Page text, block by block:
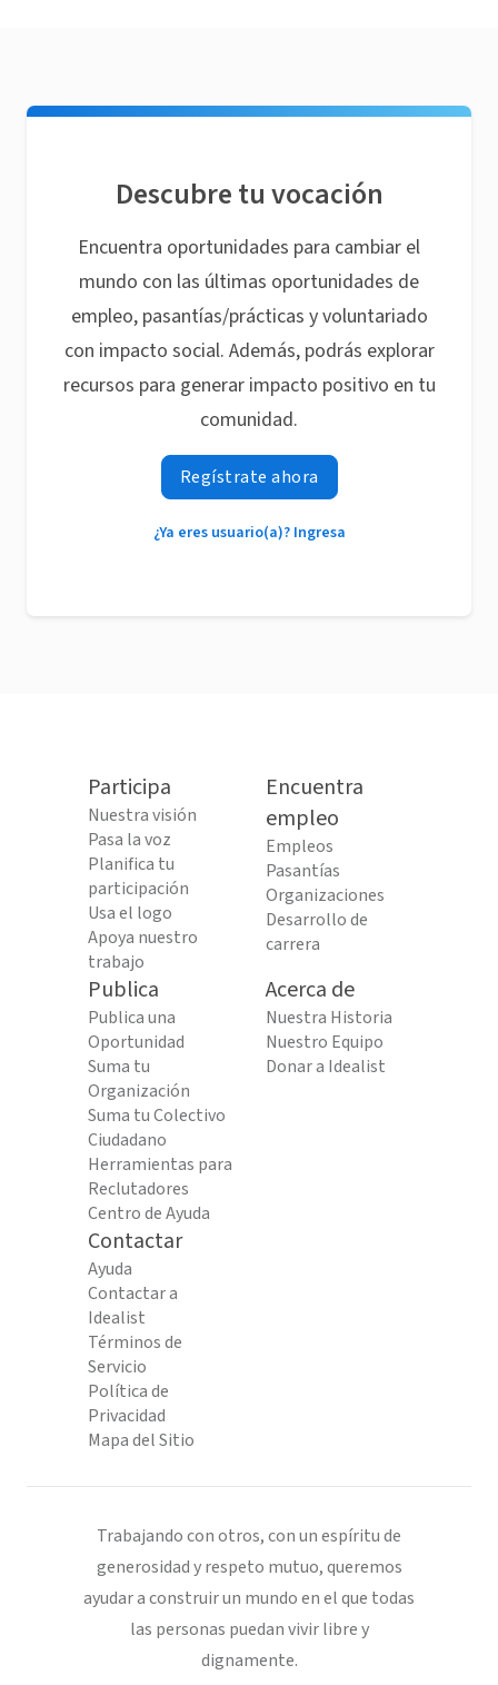
Descubre tu vocación
Encuentra oportunidades para cambiar el
mundo con las últimas oportunidades de
empleo, pasantías/prácticas y voluntariado
con impacto social. Además, podrás explorar
recursos para generar impacto positivo en tu
comunidad.
Regístrate ahora
¿Ya eres usuario(a)? Ingresa
Participa
Nuestra visión
Pasa la voz
Planifica tu
participación
Usa el logo
Apoya nuestro
trabajo
Encuentra
empleo
Empleos
Pasantías
Organizaciones
Desarrollo de
carrera
Publica
Publica una
Oportunidad
Suma tu
Organización
Suma tu Colectivo
Ciudadano
Herramientas para
Reclutadores
Centro de Ayuda
Acerca de
Nuestra Historia
Nuestro Equipo
Donar a Idealist
Contactar
Ayuda
Contactar a
Idealist
Términos de
Servicio
Política de
Privacidad
Mapa del Sitio
Trabajando con otros, con un espíritu de
generosidad y respeto mutuo, queremos
ayudar a construir un mundo en el que todas
las personas puedan vivir libre y
dignamente.